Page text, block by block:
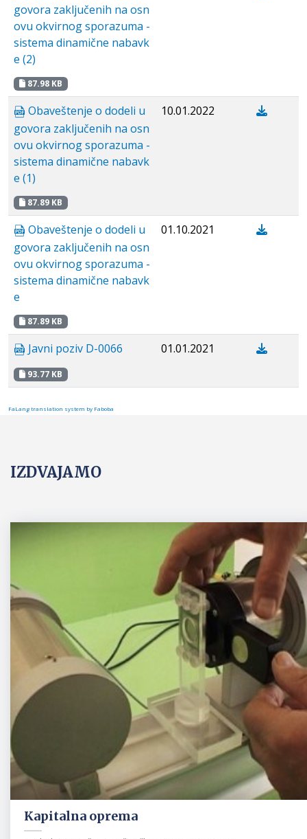
govora zaključenih na osn
ovu okvirnog sporazuma -
sistema dinamične nabavk
e (2)
87.98 KB
Obaveštenje o dodeli u
govora zaključenih na osn
ovu okvirnog sporazuma -
sistema dinamične nabavk
e (1)
87.89 KB
10.01.2022
Obaveštenje o dodeli u
govora zaključenih na osn
ovu okvirnog sporazuma -
sistema dinamične nabavk
e
87.89 KB
01.10.2021
Javni poziv D-0066
93.77 KB
01.01.2021
FaLang translation system by Faboba
IZDVAJAMO
Kapitalna oprema